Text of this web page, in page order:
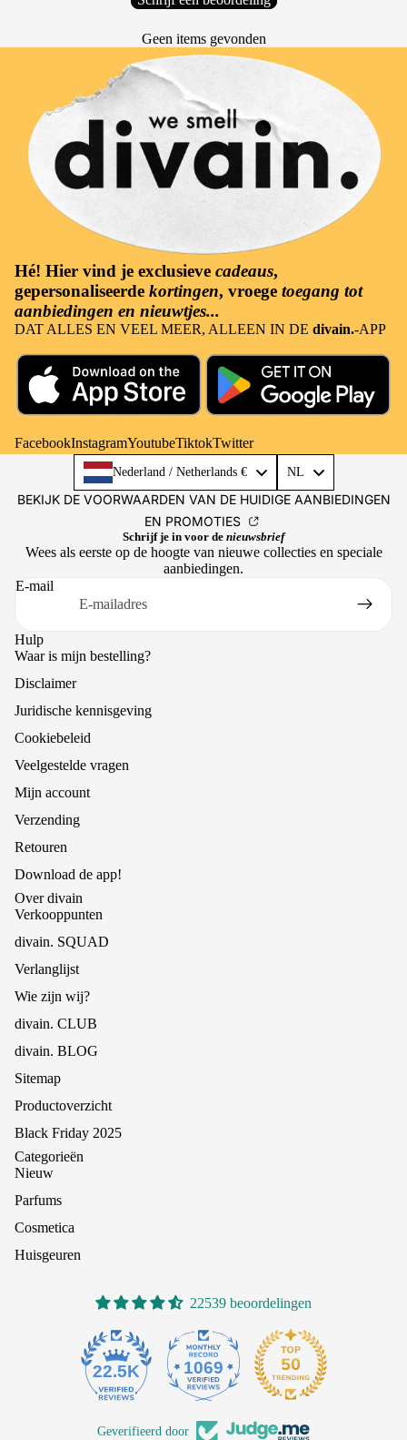
Geen items gevonden
Hé! Hier vind je exclusieve cadeaus,
gepersonaliseerde kortingen, vroege toegang tot
aanbiedingen en nieuwtjes...
DAT ALLES EN VEEL MEER, ALLEEN IN DE divain.-APP
FacebookInstagramYoutubeTiktokTwitter
Nederland / Netherlands € NL
BEKIJK DE VOORWAARDEN VAN DE HUIDIGE AANBIEDINGEN
EN PROMOTIES
Schrijf je in voor de nieuwsbrief
Wees als eerste op de hoogte van nieuwe collecties en speciale
aanbiedingen.
E-mail
Hulp
Waar is mijn bestelling?
Disclaimer
Juridische kennisgeving
Cookiebeleid
Veelgestelde vragen
Mijn account
Verzending
Retouren
Download de app!
Over divain
Verkooppunten
divain. SQUAD
Verlanglijst
Wie zijn wij?
divain. CLUB
divain. BLOG
Sitemap
Productoverzicht
Black Friday 2025
Categorieën
Nieuw
Parfums
Cosmetica
Huisgeuren
22539 beoordelingen
22.5K 1069
Geverifieerd door